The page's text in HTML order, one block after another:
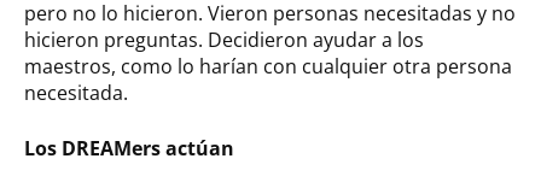
pero no lo hicieron. Vieron personas necesitadas y no
hicieron preguntas. Decidieron ayudar a los
maestros, como lo harían con cualquier otra persona
necesitada.
Los DREAMers actúan